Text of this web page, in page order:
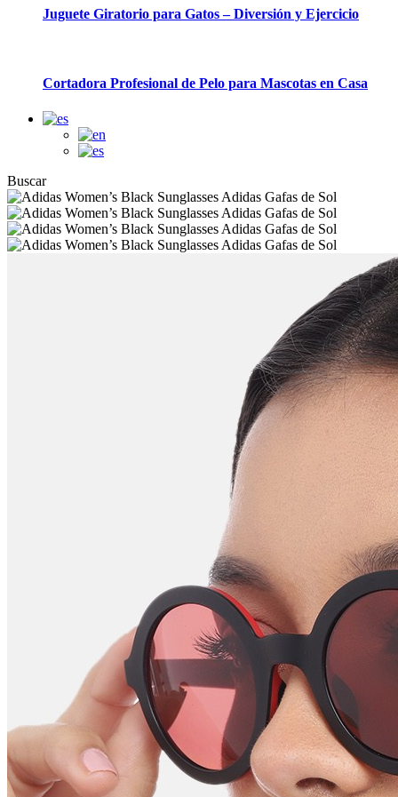
Juguete Giratorio para Gatos – Diversión y Ejercicio
Cortadora Profesional de Pelo para Mascotas en Casa
Buscar